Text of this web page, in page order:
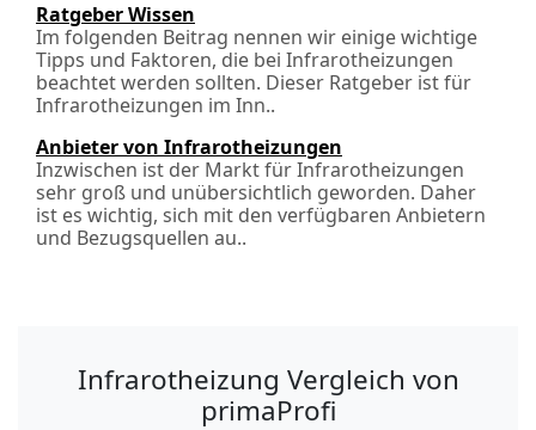
Ratgeber Wissen
Im folgenden Beitrag nennen wir einige wichtige
Tipps und Faktoren, die bei Infrarotheizungen
beachtet werden sollten. Dieser Ratgeber ist für
Infrarotheizungen im Inn..
Anbieter von Infrarotheizungen
Inzwischen ist der Markt für Infrarotheizungen
sehr groß und unübersichtlich geworden. Daher
ist es wichtig, sich mit den verfügbaren Anbietern
und Bezugsquellen au..
Infrarotheizung Vergleich von
primaProfi